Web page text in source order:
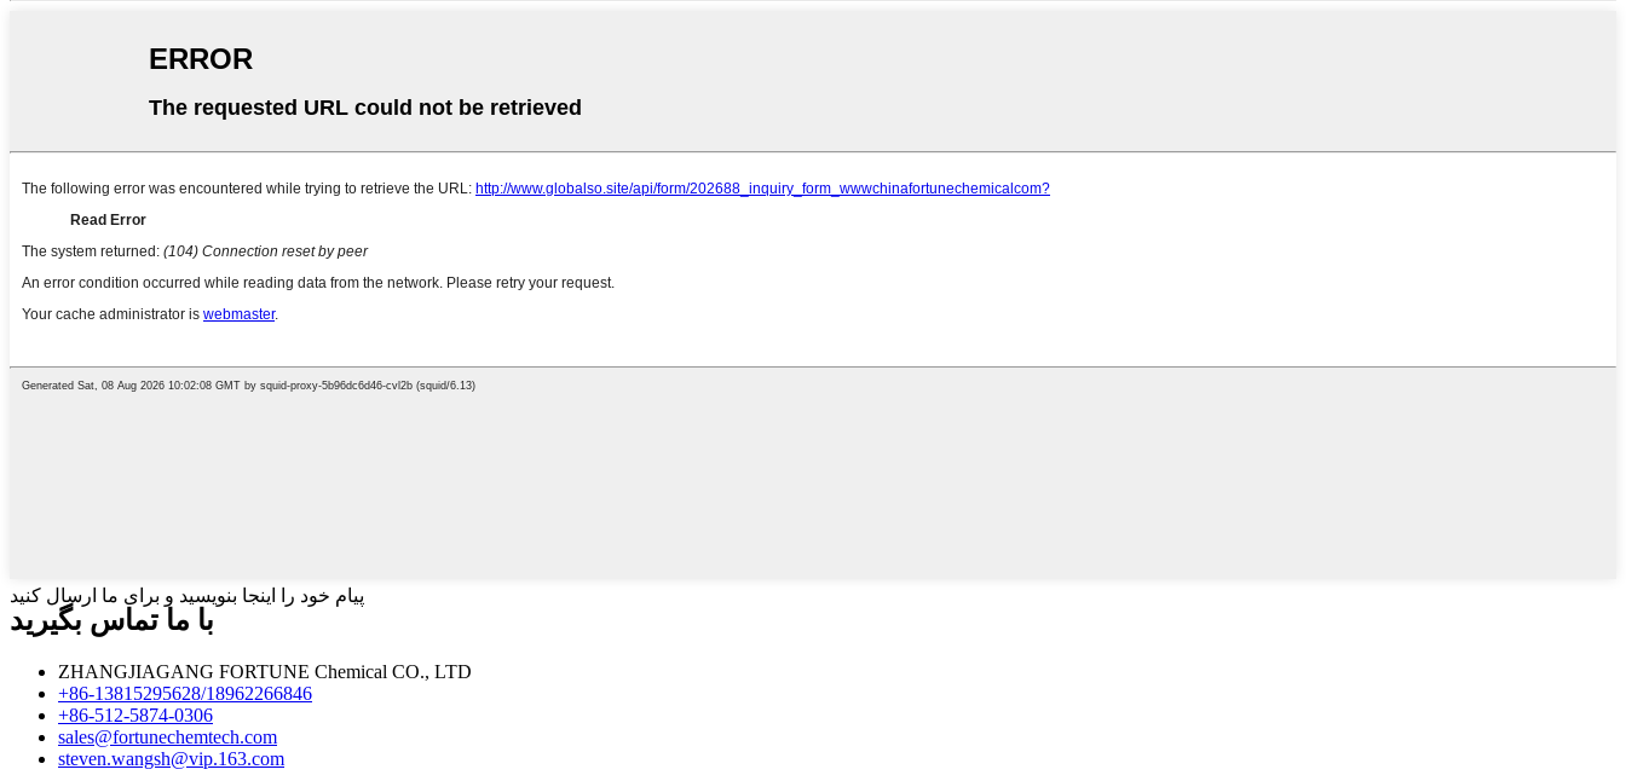
پیام خود را اینجا بنویسید و برای ما ارسال کنید
با ما تماس بگیرید
ZHANGJIAGANG FORTUNE Chemical CO., LTD
‎+86-13815295628/18962266846‎
‎+86-512-5874-0306‎
sales@fortunechemtech.com
steven.wangsh@vip.163.com